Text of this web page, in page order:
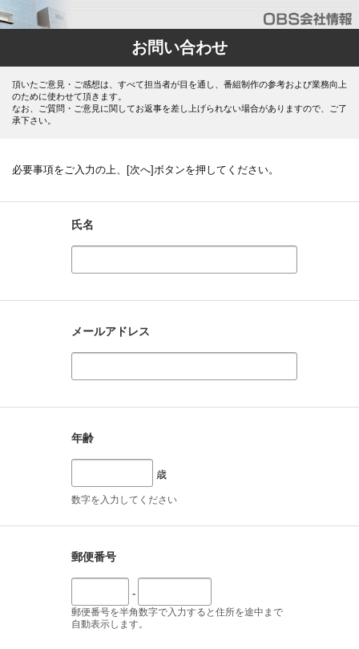
お問い合わせ
頂いたご意見・ご感想は、すべて担当者が目を通し、番組制作の参考および業務向上
のために使わせて頂きます。
なお、ご質問・ご意見に関してお返事を差し上げられない場合がありますので、ご了
承下さい。
必要事項をご入力の上、[次へ]ボタンを押してください。
氏名
メールアドレス
年齢
歳
数字を入力してください
郵便番号
-
郵便番号を半角数字で入力すると住所を途中まで
自動表示します。